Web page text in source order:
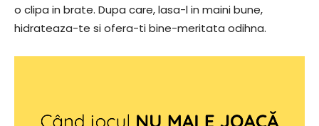
o clipa in brate. Dupa care, lasa-l in maini bune,
hidrateaza-te si ofera-ti bine-meritata odihna.